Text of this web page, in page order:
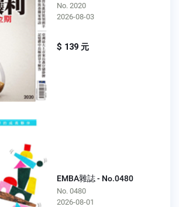
No. 2020
2026-08-03
$ 139 元
EMBA雜誌 - No.0480
No. 0480
2026-08-01